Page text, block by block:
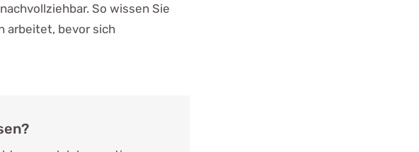
So wissen Sie
arbeitet, bevor sich